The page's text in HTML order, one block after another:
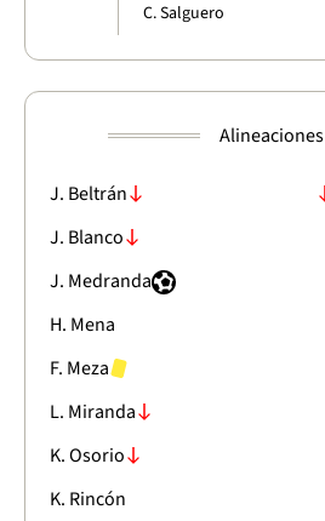
C. Salguero
Alineaciones
J. Beltrán
J. Blanco
J. Medranda
H. Mena
F. Meza
L. Miranda
K. Osorio
K. Rincón